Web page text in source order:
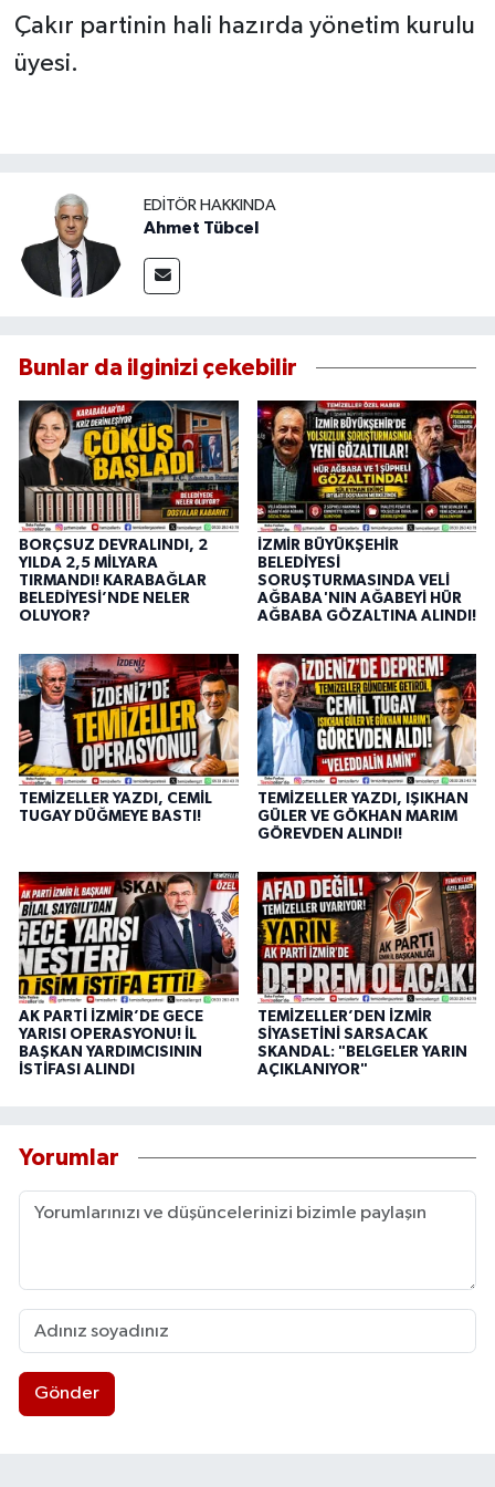
Çakır partinin hali hazırda yönetim kurulu
üyesi.
EDITÖR HAKKINDA
Ahmet Tübcel
Bunlar da ilginizi çekebilir
BORÇSUZ DEVRALINDI, 2
YILDA 2,5 MİLYARA
TIRMANDI! KARABAĞLAR
BELEDİYESİ’NDE NELER
OLUYOR?
İZMİR BÜYÜKŞEHİR
BELEDİYESİ
SORUŞTURMASINDA VELİ
AĞBABA'NIN AĞABEYİ HÜR
AĞBABA GÖZALTINA ALINDI!
TEMİZELLER YAZDI, CEMİL
TUGAY DÜĞMEYE BASTI!
TEMİZELLER YAZDI, IŞIKHAN
GÜLER VE GÖKHAN MARIM
GÖREVDEN ALINDI!
AK PARTİ İZMİR’DE GECE
YARISI OPERASYONU! İL
BAŞKAN YARDIMCISININ
İSTİFASI ALINDI
TEMİZELLER’DEN İZMİR
SİYASETİNİ SARSACAK
SKANDAL: "BELGELER YARIN
AÇIKLANIYOR"
Yorumlar
Gönder